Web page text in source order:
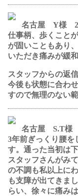
名古屋 Y様
仕事柄、歩くこと
が固いこともあり
いただき痛みが緩
スタッフからの返
今後も状態に合わ
すので無理のない
名古屋 S.T様
3年前ぎっくり腰を
す。通った当初は
スタッフさんがみ
の不調も私以上に
も支障が出てきま
らい、徐々に痛み